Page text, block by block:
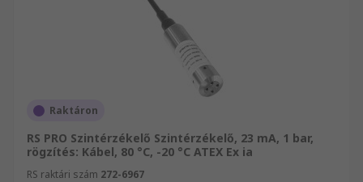
Raktáron
RS PRO Szintérzékelő Szintérzékelő, 23 mA, 1 bar,
rögzítés: Kábel, 80 °C, -20 °C ATEX Ex ia
RS raktári szám 272-6967